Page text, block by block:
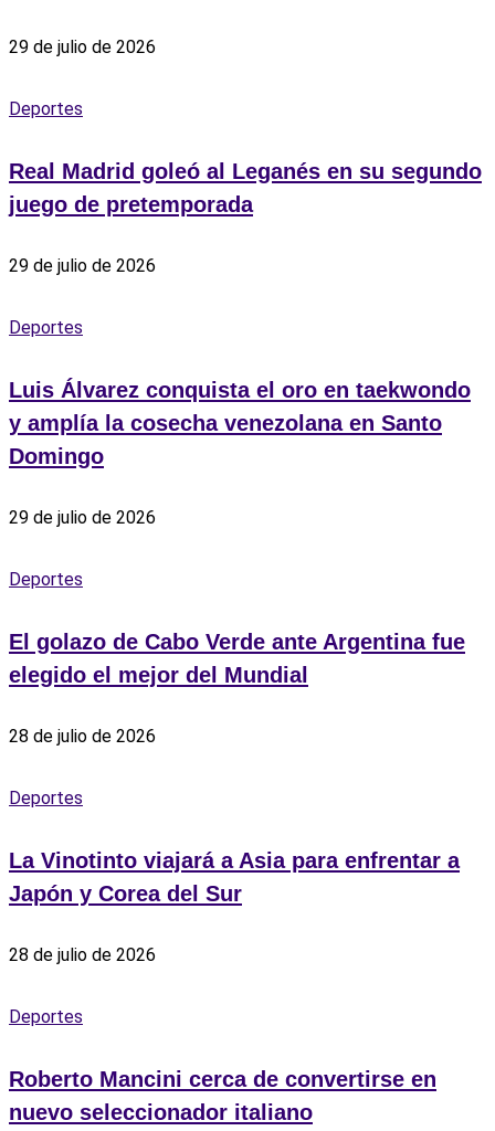
29 de julio de 2026
Deportes
Real Madrid goleó al Leganés en su segundo
juego de pretemporada
29 de julio de 2026
Deportes
Luis Álvarez conquista el oro en taekwondo
y amplía la cosecha venezolana en Santo
Domingo
29 de julio de 2026
Deportes
El golazo de Cabo Verde ante Argentina fue
elegido el mejor del Mundial
28 de julio de 2026
Deportes
La Vinotinto viajará a Asia para enfrentar a
Japón y Corea del Sur
28 de julio de 2026
Deportes
Roberto Mancini cerca de convertirse en
nuevo seleccionador italiano